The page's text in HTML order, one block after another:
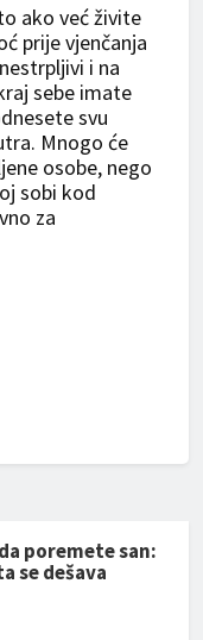
ako već živite
prije vjenčanja
i na
sebe imate
svu
Mnogo će
osobe, nego
sobi kod
za
poremete san:
se dešava